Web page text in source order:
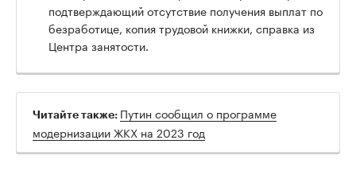
подтверждающий отсутствие получения выплат по
безработице, копия трудовой книжки, справка из
Центра занятости.
Читайте также: Путин сообщил о программе
модернизации ЖКХ на 2023 год